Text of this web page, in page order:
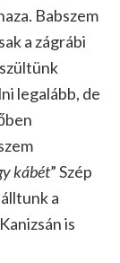
Babszem
a zágrábi
legalább, de
kábét” Szép
a
is